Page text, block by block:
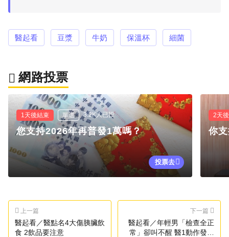
醫起看 豆漿 牛奶 保溫杯 細菌
網路投票
1天後結束 單選 3.2K人已投
您支持2026年再普發1萬嗎？
投票去
2天
你
上一篇
醫起看／醫點名4大傷胰臟飲
食 2飲品要注意
下一篇
醫起看／年輕男「檢查全正
常」卻叫不醒 醫1動作發現